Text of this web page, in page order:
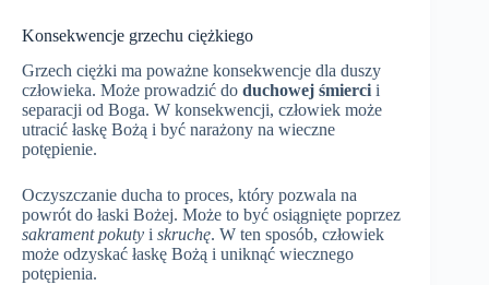
Konsekwencje grzechu ciężkiego
Grzech ciężki ma poważne konsekwencje dla duszy
człowieka. Może prowadzić do duchowej śmierci i
separacji od Boga. W konsekwencji, człowiek może
utracić łaskę Bożą i być narażony na wieczne
potępienie.
Oczyszczanie ducha to proces, który pozwala na
powrót do łaski Bożej. Może to być osiągnięte poprzez
sakrament pokuty i skruchę. W ten sposób, człowiek
może odzyskać łaskę Bożą i uniknąć wiecznego
potępienia.